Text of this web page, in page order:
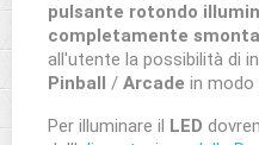
pulsante rotondo
completamente
all'utente la possibilità di
Pinball / Arcade in modo
Per illuminare il LED